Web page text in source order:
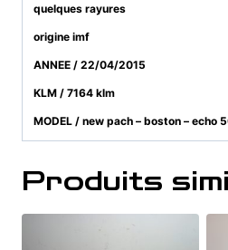
quelques rayures
origine imf
ANNEE / 22/04/2015
KLM / 7164 klm
MODEL / new pach – boston – echo
Produits